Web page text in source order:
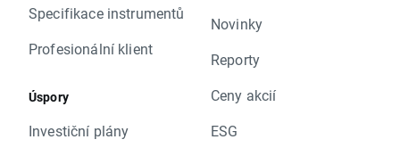
Specifikace instrumentů
Profesionální klient
Úspory
Investiční plány
Novinky
Reporty
Ceny akcií
ESG